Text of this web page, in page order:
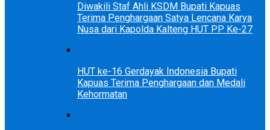
Diwakili Staf Ahli KSDM Bupati Kapuas
Terima Penghargaan Satya Lencana Karya
Nusa dari Kapolda Kalteng HUT PP Ke-27
HUT ke-16 Gerdayak Indonesia Bupati
Kapuas Terima Penghargaan dan Medali
Kehormatan